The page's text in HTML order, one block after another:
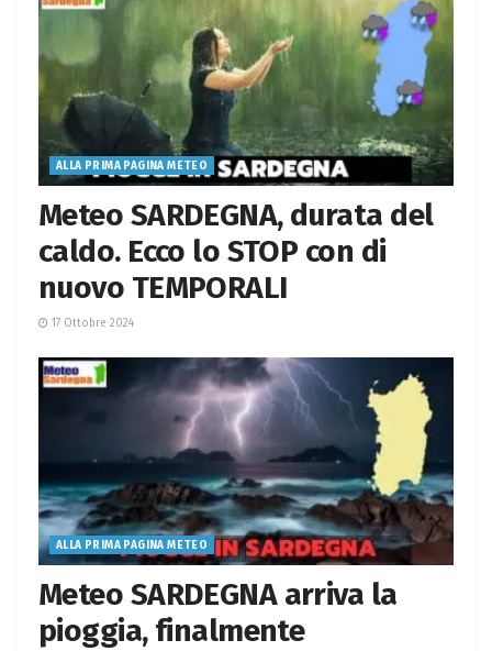
ALLA PRIMA PAGINA METEO
Meteo SARDEGNA, durata del
caldo. Ecco lo STOP con di
nuovo TEMPORALI
17 Ottobre 2024
ALLA PRIMA PAGINA METEO
Meteo SARDEGNA arriva la
pioggia, finalmente